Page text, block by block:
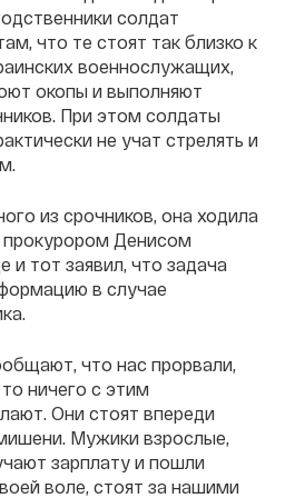
солдат
что те стоят так близко к
военнослужащих,
окопы и выполняют
При этом солдаты
не учат стрелять и
из срочников, она ходила
Денисом
тот заявил, что задача
в случае
что нас прорвали,
ничего с этим
Они стоят впереди
Мужики взрослые,
зарплату и пошли
воле, стоят за нашими